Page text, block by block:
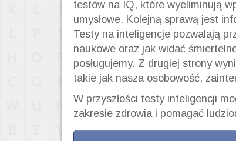
testów na IQ, które wyeliminują
umysłowe. Kolejną sprawą jest
Testy na inteligencje pozwalają
naukowe oraz jak widać
posługujemy. Z drugiej strony
takie jak nasza osobowość,
W przyszłości testy inteligencji
zakresie zdrowia i pomagać